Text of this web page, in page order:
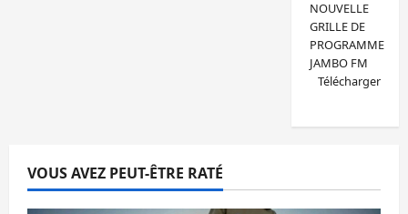
NOUVELLE
GRILLE DE
PROGRAMME
JAMBO FM
Télécharger
VOUS AVEZ PEUT-ÊTRE RATÉ